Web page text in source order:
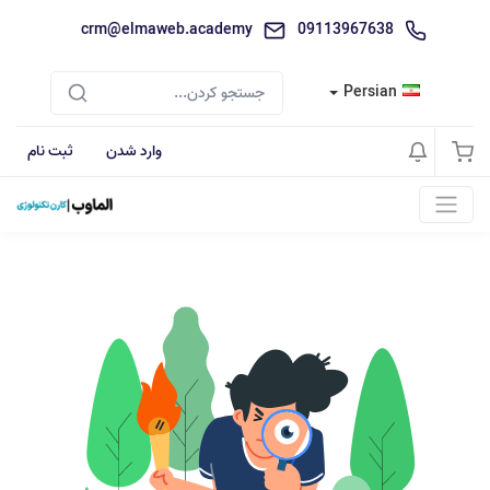
09113967638
crm@elmaweb.academy
Persian
وارد شدن ثبت نام